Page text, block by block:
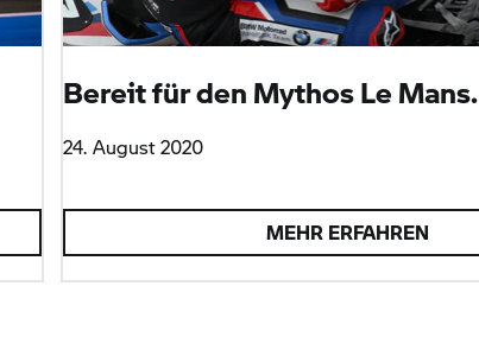
Bereit für den Mythos Le Mans.
24. August 2020
MEHR ERFAHREN